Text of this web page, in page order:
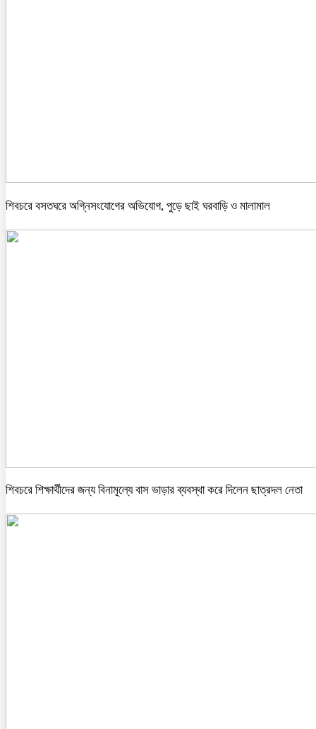
শিবচরে বসতঘরে অগ্নিসংযোগের অভিযোগ, পুড়ে ছাই ঘরবাড়ি ও মালামাল
শিবচরে শিক্ষার্থীদের জন্য বিনামূল্যে বাস ভাড়ার ব্যবস্থা করে দিলেন ছাত্রদল নেতা